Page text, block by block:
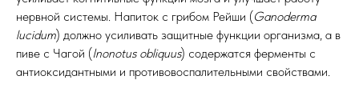
нервной системы. Напиток с грибом Рейши (Ganoderma
lucidum) должно усиливать защитные функции организма, а в
пиве с Чагой (Inonotus obliquus) содержатся ферменты с
антиоксидантными и противовоспалительными свойствами.